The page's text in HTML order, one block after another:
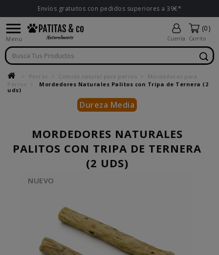
Envíos gratuitos con pedidos superiores a 39€*

Menu Cuenta
(0)
Carrito
Perros Comida natural para perros
Mordedores para
Perros
Mordedores Naturales Palitos con Tripa de Ternera (2
uds)
Dureza Media
MORDEDORES NATURALES
PALITOS CON TRIPA DE TERNERA
(2 UDS)
NUEVO